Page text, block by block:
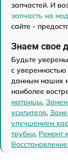
запчастей. И
запчасть на
сайте -
Знаем свое
Будьте
с
данным наших
наиболее
матрицы,
усилителя,
улучшением
трубки, Ремонт